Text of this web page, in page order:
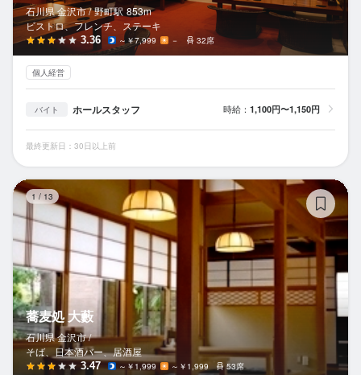
石川県 金沢市 / 野町駅 853m
ビストロ、フレンチ、ステーキ
3.36 ～￥7,999 － 32席
個人経営
バイト ホールスタッフ 時給： 1,100円〜1,150円
最終更新日：30日以上前
1/ 13
蕎麦処 大藪
石川県 金沢市 /
そば、日本酒バー、居酒屋
3.47 ～￥1,999 ～￥1,999 53席